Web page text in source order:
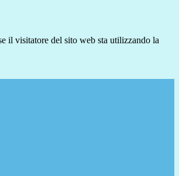
il visitatore del sito web sta utilizzando la